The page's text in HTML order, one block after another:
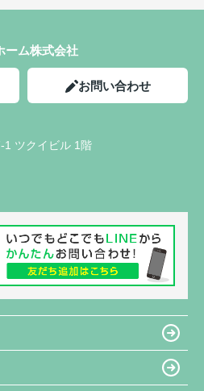
ーム株式会社
お問い合わせ
1 ツクイビル 1階